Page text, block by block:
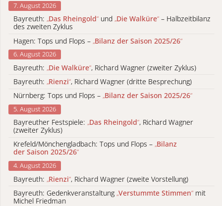
7. August 2026
Bayreuth: „Das Rheingold“ und „Die Walküre“ – Halbzeitbilanz
des zweiten Zyklus
Hagen: Tops und Flops – „Bilanz der Saison 2025/26“
6. August 2026
Bayreuth: „Die Walküre“, Richard Wagner (zweiter Zyklus)
Bayreuth: „Rienzi“, Richard Wagner (dritte Besprechung)
Nürnberg: Tops und Flops – „Bilanz der Saison 2025/26“
5. August 2026
Bayreuther Festspiele: „Das Rheingold“, Richard Wagner
(zweiter Zyklus)
Krefeld/Mönchengladbach: Tops und Flops – „Bilanz
der Saison 2025/26“
4. August 2026
Bayreuth: „Rienzi“, Richard Wagner (zweite Vorstellung)
Bayreuth: Gedenkveranstaltung „Verstummte Stimmen“ mit
Michel Friedman